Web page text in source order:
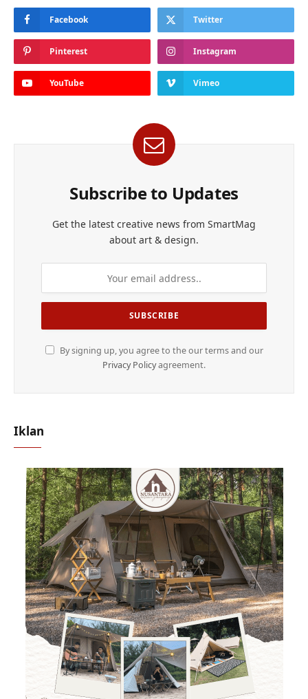
Facebook Twitter
Pinterest Instagram
YouTube Vimeo
Subscribe to Updates
Get the latest creative news from SmartMag
about art & design.
By signing up, you agree to the our terms and our
Privacy Policyagreement.
Iklan